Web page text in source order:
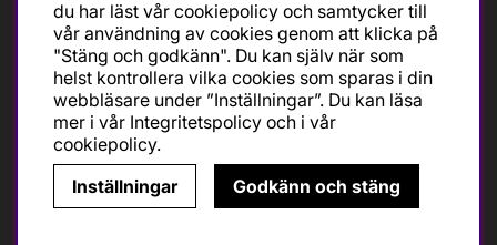
Öppettider
Måndag-Fredag 10-18
Lördagar 10-14
Avvikande öppettider (klicka)
Kontakt
du har läst vår cookiepolicy och samtycker till
vår användning av cookies genom att klicka på
"Stäng och godkänn". Du kan själv när som
helst kontrollera vilka cookies som sparas i din
webbläsare under ”Inställningar”. Du kan läsa
mer i vår Integritetspolicy och i vår
cookiepolicy.
Inställningar
Godkänn och stäng